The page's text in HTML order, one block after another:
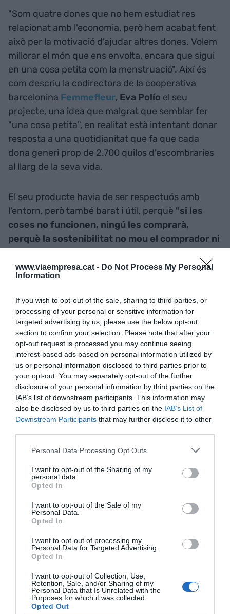
www.viaempresa.cat - Do Not Process My Personal
Information
If you wish to opt-out of the sale, sharing to third parties, or
processing of your personal or sensitive information for
targeted advertising by us, please use the below opt-out
section to confirm your selection. Please note that after your
opt-out request is processed you may continue seeing
interest-based ads based on personal information utilized by
us or personal information disclosed to third parties prior to
your opt-out. You may separately opt-out of the further
disclosure of your personal information by third parties on the
IAB’s list of downstream participants. This information may
also be disclosed by us to third parties on the IAB’s List of
Downstream Participants that may further disclose it to other
Personal Data Processing Opt Outs
I want to opt-out of the Sharing of my
personal data.
Opted In
I want to opt-out of the Sale of my
Personal Data.
Opted In
I want to opt-out of processing my
Personal Data for Targeted Advertising.
Opted In
I want to opt-out of Collection, Use,
Retention, Sale, and/or Sharing of my
Personal Data that Is Unrelated with the
Purposes for which it was collected.
Opted Out
"Som quatre dones que no hem estudiat res
relacionat amb l'economia, però hem acabat fent
això per la motivació d'ajudar altres dones. Volem
millorar el món que ens envolta, encara que sigui
en una cosa petita com la menstruació". Així és
com descriu la codirectora de la cooperativa
barcelonina Femmefleur, Eva Polío el seu
projecte, una idea que malgrat que semblar fer
"una cosa petita", en realitat està intentant donar
resposta a una quotidianitat que fa que cada
dona generi prop de 2.700 quilos d'escombraries
al llarg de la seva vida.
El seu producte havia de ser respectuós amb
l'entorn, però també barat i útil, perquè "si les
coses no funcionen, ningú les comprarà,
perquè la sostenibilitat no mou el comprador ni
primera incursió amb la copa menstrual amb un
resultat prou exitós per embarcar-se
absorbent.
L'opció escollida per finançar Cocoro va ser el
crowdfundinga través d'una campanya que els
va permetre comprovar fins a quin punt la seva
idea era realment viable. "Vam captar gairebé
170.000 euros de més de 3.000 mecenes, el
que ens va donar per produir 9.000 calces,
quan l'objectiu era fer-ne 1.5000. Això demostra
que hi ha ganes de què les coses canviïn",
assegura.
Polío: "Si les coses no
funcionen, ningú les
comprarà, perquè la
sostenibilitat no mou el
comprador ni l'economia"